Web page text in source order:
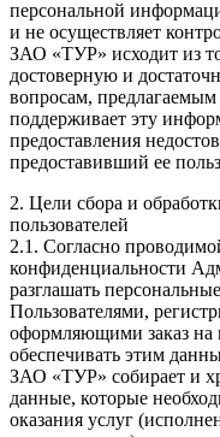
персональной
и не осуществляет
ЗАО «ТУР» исходит из
достоверную и
вопросам,
поддерживает эту
предоставления
предоставивший ее
2. Цели сбора и
пользователей
2.1. Согласно
конфиденциальности
разглашать
Пользователями,
оформляющими заказ на
обеспечивать этим
ЗАО «ТУР» собирает и
данные, которые
оказания услуг